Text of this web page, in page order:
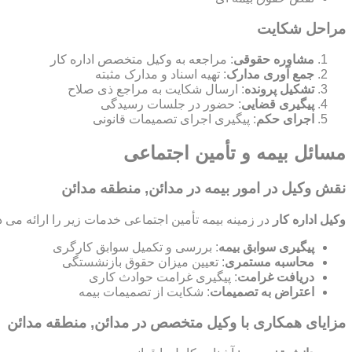
مراحل شکایت
مشاوره حقوقی: مراجعه به وکیل متخصص اداره کار
جمع آوری مدارک: تهیه اسناد و مدارک مثبته
تشکیل پرونده: ارسال شکایت به مراجع ذی صلاح
پیگیری قضایی: حضور در جلسات رسیدگی
اجرای حکم: پیگیری اجرای تصمیمات قانونی
مسائل بیمه و تأمین اجتماعی
نقش وکیل در امور بیمه در مدائن, منطقه مدائن
وکیل اداره کار در زمینه بیمه تأمین اجتماعی خدمات زیر را ارائه می
پیگیری سوابق بیمه: بررسی و تکمیل سوابق کارگری
محاسبه مستمری: تعیین میزان حقوق بازنشستگی
دریافت غرامت: پیگیری غرامت حوادث کاری
اعتراض به تصمیمات: شکایت از تصمیمات بیمه
مزایای همکاری با وکیل متخصص در مدائن, منطقه مدائن